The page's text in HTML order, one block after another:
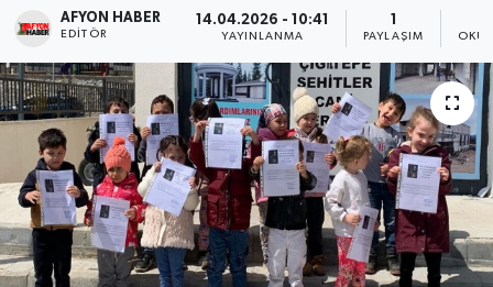
AFYON HABER
EDITÖR
14.04.2026 - 10:41
YAYINLANMA PAYLAŞIM
Magazin
Etkinlikler